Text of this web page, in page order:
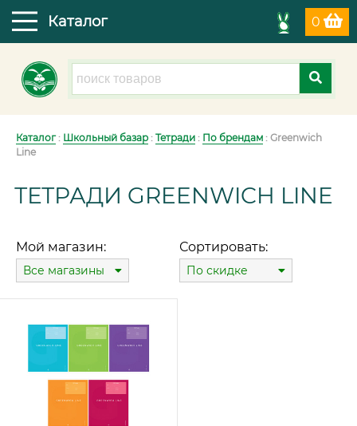
0
Каталог
Каталог: Школьный базар : Тетради : По брендам : Greenwich
Line
ТЕТРАДИ GREENWICH LINE
Мой магазин:
Все магазины
Сортировать:
По скидке